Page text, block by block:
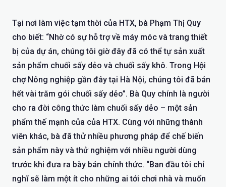
Tại nơi làm việc tạm thời của HTX, bà Phạm Thị Quy
cho biết: “Nhờ có sự hỗ trợ về máy móc và trang thiết
bị của dự án, chúng tôi giờ đây đã có thể tự sản xuất
sản phẩm chuối sấy dẻo và chuối sấy khô. Trong Hội
chợ Nông nghiệp gần đây tại Hà Nội, chúng tôi đã bán
hết vài trăm gói chuối sấy dẻo”. Bà Quy chính là người
cho ra đời công thức làm chuối sấy dẻo – một sản
phẩm thế mạnh của của HTX. Cùng với những thành
viên khác, bà đã thử nhiều phương pháp để chế biến
sản phẩm này và thử nghiệm với nhiều người dùng
trước khi đưa ra bày bán chính thức. “Ban đầu tôi chỉ
nghĩ sẽ làm một ít cho những ai tới chơi nhà và muốn